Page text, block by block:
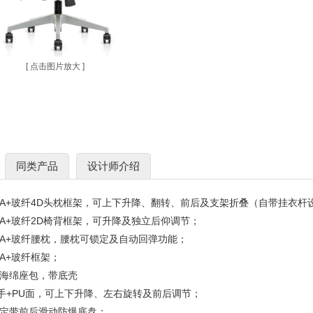
[ 点击图片放大 ]
同类产品 设计师介绍
玻纤4D头枕框架，可上下升降、翻转、前后及支架折叠（自带挂衣杆
玻纤2D椅背框架，可升降及独立后仰调节；
玻纤腰枕，腰枕可锁定及自动回弹功能；
玻纤框架；
绵座包，带底壳
+PU面，可上下升降、左右旋转及前后调节；